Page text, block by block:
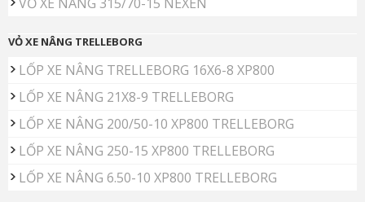
VỎ XE NÂNG 315/70-15 NEXEN
VỎ XE NÂNG TRELLEBORG
LỐP XE NÂNG TRELLEBORG 16X6-8 XP800
LỐP XE NÂNG 21X8-9 TRELLEBORG
LỐP XE NÂNG 200/50-10 XP800 TRELLEBORG
LỐP XE NÂNG 250-15 XP800 TRELLEBORG
LỐP XE NÂNG 6.50-10 XP800 TRELLEBORG